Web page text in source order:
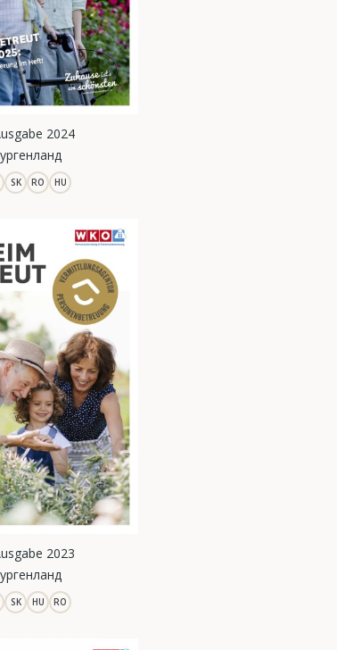
2024
SK RO HU
2023
SK HU RO